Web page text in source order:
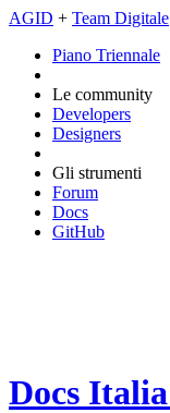
AGID + Team Digitale
Piano Triennale
Le community
Developers
Designers
Gli strumenti
Forum
Docs
GitHub
Docs Italia